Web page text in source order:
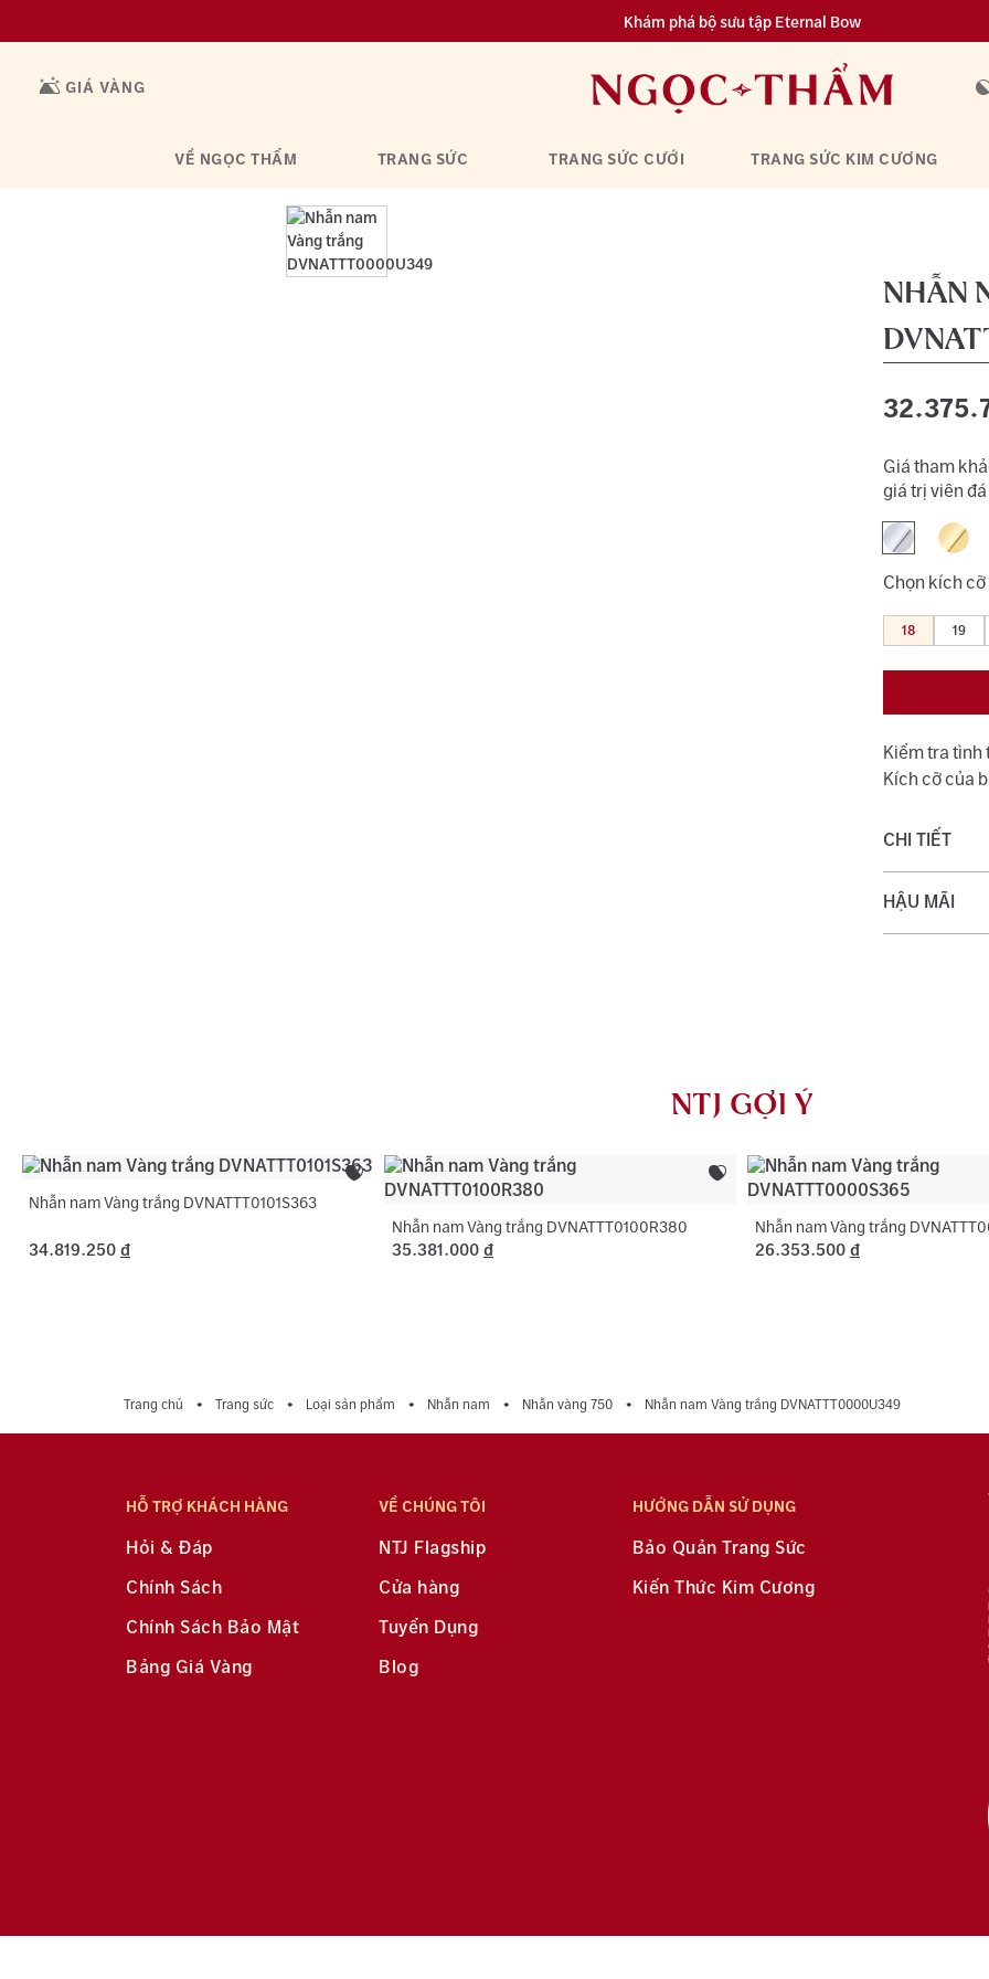
Khám phá bộ sưu tập Eternal Bow
Đa dạng lựa chọn tích luỹ từ 0.1 chỉ vàng 999.9
GIÁ VÀNG
VỀ NGỌC THẨM TRANG SỨC TRANG SỨC CƯỚI TRANG SỨC KIM CƯƠNG
NHẪN
Giá tham
giá trị viên
Chọn kích cỡ
18 19
Kiểm tra tình
Kích cỡ của
CHI TIẾT
Chất liệu:
Màu đá phụ:
Hình dạng đá
HẬU MÃI
NTJ GỢI Ý
Nhẫn nam Vàng trắng DVNATTT0101S363
34.819.250 đ
Nhẫn nam Vàng trắng DVNATTT0100R380
35.381.000 đ
Nhẫn nam Vàng trắng
26.353.500 đ
Trang chủ Trang sức Loại sản phẩm Nhẫn nam Nhẫn vàng 750 Nhẫn nam Vàng trắng DVNATTT0000U349
HỖ TRỢ KHÁCH HÀNG
Hỏi & Đáp
Chính Sách
Chính Sách Bảo Mật
Bảng Giá Vàng
VỀ CHÚNG TÔI
NTJ Flagship
Cửa hàng
Tuyển Dụng
Blog
HƯỚNG DẪN SỬ DỤNG
Bảo Quản Trang Sức
Kiến Thức Kim Cương